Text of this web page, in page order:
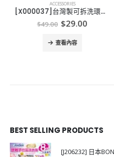
ACCESSORIES
[X000037]台灣製可拆洗環保飲管組, 一組兩入
49.00 Original
price
was:
$49.00.
$29.00Current
查看內容
BEST SELLING PRODUCTS